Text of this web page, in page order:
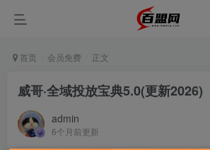
首页 会员免费 正文
威哥·全域投放宝典5.0(更新2026)
admin
6个月前更新